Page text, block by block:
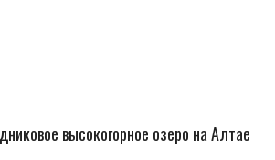
высокогорное озеро на Алтае